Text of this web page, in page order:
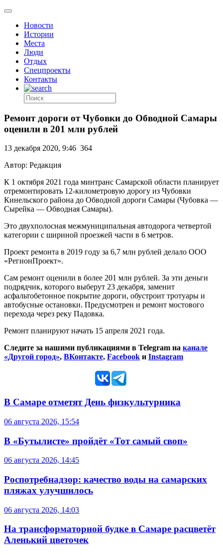
Новости
Истории
Места
Люди
Отдых
Спецпроекты
Контакты
Ремонт дороги от Чубовки до Обводной Самары
оценили в 201 млн рублей
13 декабря 2020, 9:46 364
Автор: Редакция
К 1 октября 2021 года минтранс Самарской области планирует
отремонтировать 12-километровую дорогу из Чубовки
Кинельского района до Обводной дороги Самары (Чубовка —
Сырейка — Обводная Самары).
Это двухполосная межмуниципальная автодорога четвертой
категории с шириной проезжей части в 6 метров.
Проект ремонта в 2019 году за 6,7 млн рублей делало ООО
«РегионПроект».
Сам ремонт оценили в более 201 млн рублей. За эти деньги
подрядчик, которого выберут 23 декабря, заменит
асфальтобетонное покрытие дороги, обустроит тротуары и
автобусные остановки. Предусмотрен и ремонт мостового
перехода через реку Падовка.
Ремонт планируют начать 15 апреля 2021 года.
Следите за нашими публикациями в Telegram на канале
«Другой город», ВКонтакте, Facebook и Instagram
В Самаре отметят День физкультурника
06 августа 2026, 15:54
В «Бутылисте» пройдёт «Тот самый своп»
06 августа 2026, 14:45
Роспотребнадзор: качество воды на самарских
пляжах улучшилось
06 августа 2026, 14:03
На трансформаторной будке в Самаре расцветёт
Аленький цветочек